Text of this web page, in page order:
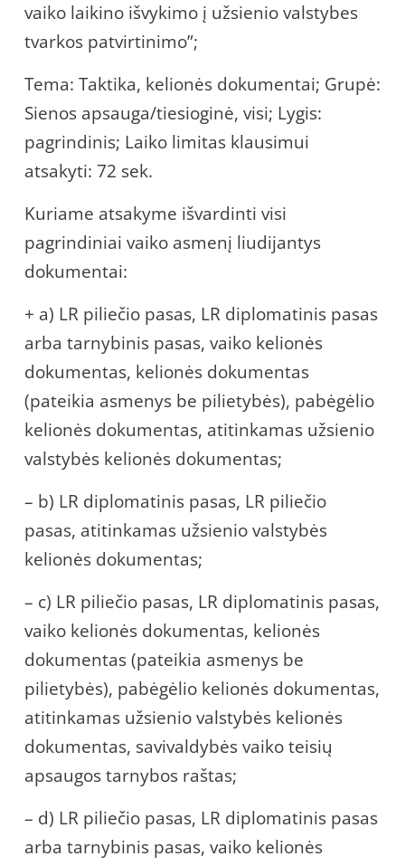
vaiko laikino išvykimo į užsienio valstybes
tvarkos patvirtinimo”;
Tema: Taktika, kelionės dokumentai; Grupė:
Sienos apsauga/tiesioginė, visi; Lygis:
pagrindinis; Laiko limitas klausimui
atsakyti: 72 sek.
Kuriame atsakyme išvardinti visi
pagrindiniai vaiko asmenį liudijantys
dokumentai:
+ a) LR piliečio pasas, LR diplomatinis pasas
arba tarnybinis pasas, vaiko kelionės
dokumentas, kelionės dokumentas
(pateikia asmenys be pilietybės), pabėgėlio
kelionės dokumentas, atitinkamas užsienio
valstybės kelionės dokumentas;
– b) LR diplomatinis pasas, LR piliečio
pasas, atitinkamas užsienio valstybės
kelionės dokumentas;
– c) LR piliečio pasas, LR diplomatinis pasas,
vaiko kelionės dokumentas, kelionės
dokumentas (pateikia asmenys be
pilietybės), pabėgėlio kelionės dokumentas,
atitinkamas užsienio valstybės kelionės
dokumentas, savivaldybės vaiko teisių
apsaugos tarnybos raštas;
– d) LR piliečio pasas, LR diplomatinis pasas
arba tarnybinis pasas, vaiko kelionės